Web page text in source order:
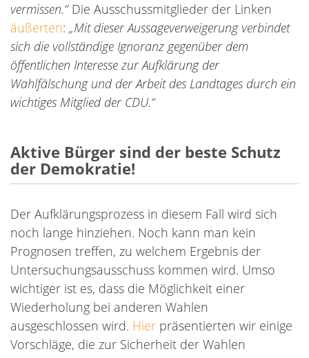
vermissen.“ Die Ausschussmitglieder der Linken
äußerten: „Mit dieser Aussageverweigerung verbindet
sich die vollständige Ignoranz gegenüber dem
öffentlichen Interesse zur Aufklärung der
Wahlfälschung und der Arbeit des Landtages durch ein
wichtiges Mitglied der CDU.“
Aktive Bürger sind der beste Schutz
der Demokratie!
Der Aufklärungsprozess in diesem Fall wird sich
noch lange hinziehen. Noch kann man kein
Prognosen treffen, zu welchem Ergebnis der
Untersuchungsausschuss kommen wird. Umso
wichtiger ist es, dass die Möglichkeit einer
Wiederholung bei anderen Wahlen
ausgeschlossen wird. Hier präsentierten wir einige
Vorschläge, die zur Sicherheit der Wahlen